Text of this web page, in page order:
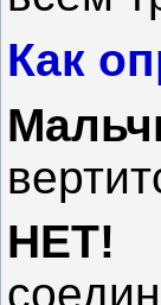
Как
НЕТ!